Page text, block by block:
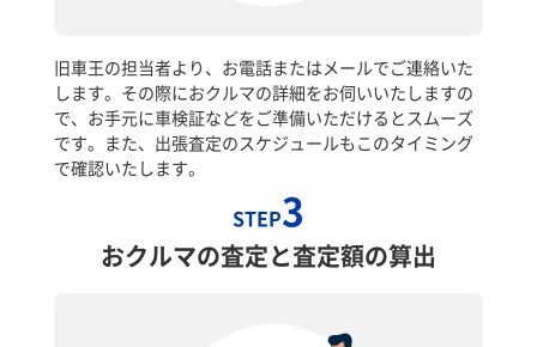
旧車王の担当者より、お電話またはメールでご連絡いた
します。その際におクルマの詳細をお伺いいたしますの
で、お手元に車検証などをご準備いただけるとスムーズ
です。また、出張査定のスケジュールもこのタイミング
で確認いたします。
STEP3
おクルマの査定と査定額の算出